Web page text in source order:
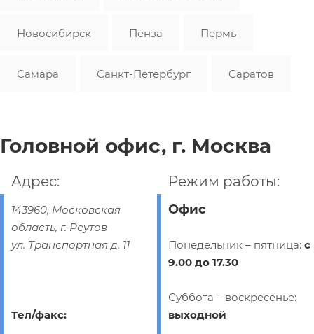
Новосибирск Пенза Пермь
Самара Санкт-Петербург Саратов
Головной офис, г. Москва
Адрес:
143960, Московская
область, г. Реутов
ул. Транспортная д. 11
Тел/факс:
Режим работы:
Офис
Понедельник – пятница: с
9.00 до 17.30
Суббота – воскресенье:
выходной